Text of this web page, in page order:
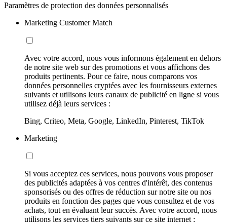
Paramètres de protection des données personnalisés
Marketing Customer Match
Avec votre accord, nous vous informons également en dehors
de notre site web sur des promotions et vous affichons des
produits pertinents. Pour ce faire, nous comparons vos
données personnelles cryptées avec les fournisseurs externes
suivants et utilisons leurs canaux de publicité en ligne si vous
utilisez déjà leurs services :
Bing, Criteo, Meta, Google, LinkedIn, Pinterest, TikTok
Marketing
Si vous acceptez ces services, nous pouvons vous proposer
des publicités adaptées à vos centres d'intérêt, des contenus
sponsorisés ou des offres de réduction sur notre site ou nos
produits en fonction des pages que vous consultez et de vos
achats, tout en évaluant leur succès. Avec votre accord, nous
utilisons les services tiers suivants sur ce site internet :